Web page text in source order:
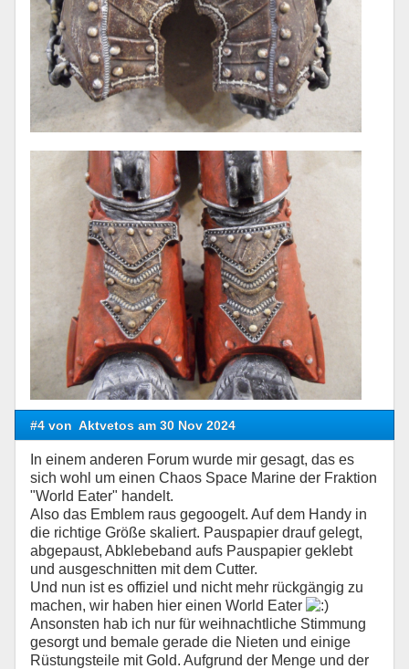
#4 von Aktvetos am 30 Nov 2024
In einem anderen Forum wurde mir gesagt, das es
sich wohl um einen Chaos Space Marine der Fraktion
"World Eater" handelt.
Also das Emblem raus gegoogelt. Auf dem Handy in
die richtige Größe skaliert. Pauspapier drauf gelegt,
abgepaust, Abklebeband aufs Pauspapier geklebt
und ausgeschnitten mit dem Cutter.
Und nun ist es offiziel und nicht mehr rückgängig zu
machen, wir haben hier einen World Eater
Ansonsten hab ich nur für weihnachtliche Stimmung
gesorgt und bemale gerade die Nieten und einige
Rüstungsteile mit Gold. Aufgrund der Menge und der